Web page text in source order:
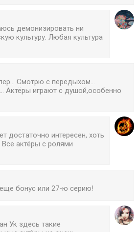
демонизировать ни
культуру. Любая культура
Смотрю с передыхом...
Актёры играют с душой,особенно
достаточно интересен, хоть
актёры с ролями
бонус или 27-ю серию!
Ук здесь такие